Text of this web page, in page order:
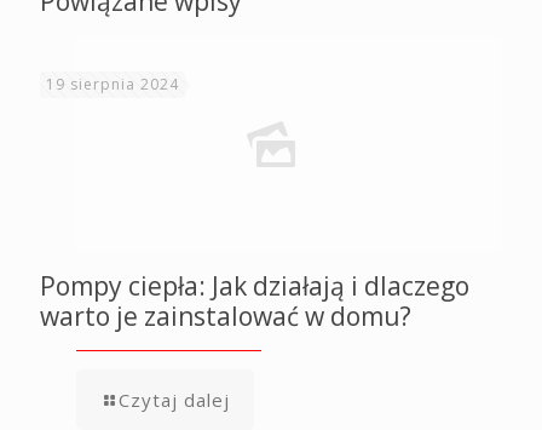
19 sierpnia 2024
Pompy ciepła: Jak działają i dlaczego
warto je zainstalować w domu?
Czytaj dalej